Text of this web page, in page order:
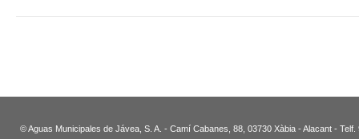
© Aguas Municipales de Jávea, S. A. - Camí Cabanes, 88, 03730 Xàbia - Alacant -